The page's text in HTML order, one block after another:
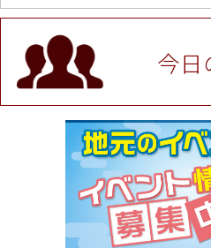
値段提示後「ジモア見
P！※チケットと新品
駅前店）
[有効期限]2026年9月30日
★ジモア限定特典★ お
ュラル＆ハンドメイド
[有効期限]2026年9月30日まで
【ジモア限定①】初回
⇒8,800円（メンズ専
（ミックル））
[有効期限]2026年9月30日
【ジモア読者特典2】
理5品+2時間飲み放題
今日